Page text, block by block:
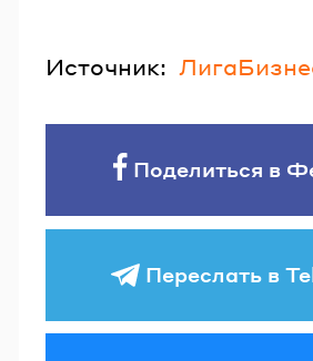
Источник:
Поделиться в
Переслать в